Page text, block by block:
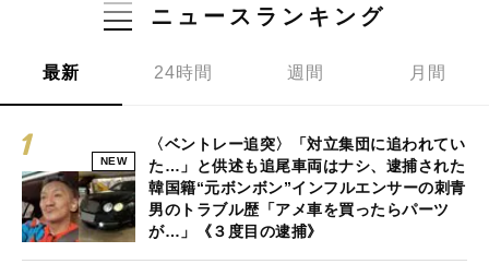
ニュースランキング
最新 24時間 週間 月間
NEW
〈ベントレー追突〉「対立集団に追われてい
た…」と供述も追尾車両はナシ、逮捕された
韓国籍“元ボンボン”インフルエンサーの刺青
男のトラブル歴「アメ車を買ったらパーツ
が…」《３度目の逮捕》